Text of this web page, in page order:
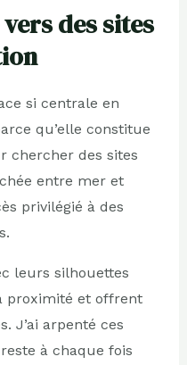
des sites
si centrale en
qu’elle constitue
chercher des sites
entre mer et
privilégié à des
leurs silhouettes
proximité et offrent
J’ai arpenté ces
à chaque fois